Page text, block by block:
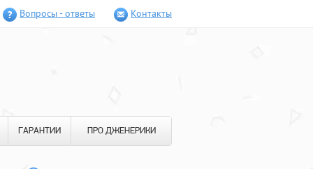
Вопросы - ответы Контакты
ГАРАНТИИ ПРО ДЖЕНЕРИКИ